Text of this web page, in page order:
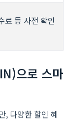
료 등 사전 확인
으로 스마
, 다양한 할인 혜